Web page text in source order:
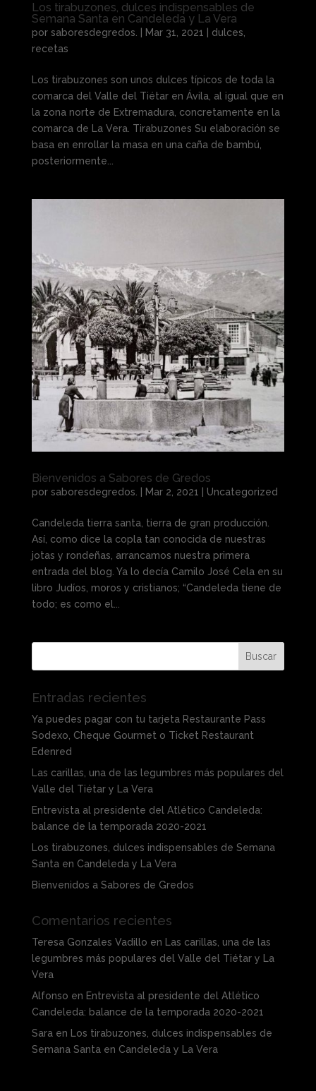
Los tirabuzones, dulces indispensables de
Semana Santa en Candeleda y La Vera
por saboresdegredos. Mar 31, 2021 dulces
recetas
Los tirabuzones son unos dulces típicos de toda la
comarca del Valle del Tiétar en Ávila, al igual que en
la zona norte de Extremadura, concretamente en la
comarca de La Vera. Tirabuzones Su elaboración se
basa en enrollar la masa en una caña de bambú,
posteriormente...
Bienvenidos a Sabores de Gredos
por saboresdegredos. Mar 2, 2021 Uncategorized
Candeleda tierra santa, tierra de gran producción.
Así, como dice la copla tan conocida de nuestras
jotas y rondeñas, arrancamos nuestra primera
entrada del blog. Ya lo decía Camilo José Cela en su
libro Judíos, moros y cristianos; “Candeleda tiene de
todo; es como el...
Entradas recientes
Ya puedes pagar con tu tarjeta Restaurante Pass
Sodexo, Cheque Gourmet o Ticket Restaurant
Edenred
Las carillas, una de las legumbres más populares del
Valle del Tiétar y La Vera
Entrevista al presidente del Atlético Candeleda:
balance de la temporada 2020-2021
Los tirabuzones, dulces indispensables de Semana
Santa en Candeleda y La Vera
Bienvenidos a Sabores de Gredos
Comentarios recientes
Teresa Gonzales Vadillo en
Las carillas, una de las
legumbres más populares del Valle del Tiétar y La
Vera
Alfonso en Entrevista al presidente del Atlético
Candeleda: balance de la temporada 2020-2021
Sara en
Los tirabuzones, dulces indispensables de
Semana Santa en Candeleda y La Vera